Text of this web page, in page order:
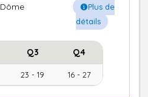
Dôme
Plus de
détails
Q3 Q4
23 - 19 16 - 27